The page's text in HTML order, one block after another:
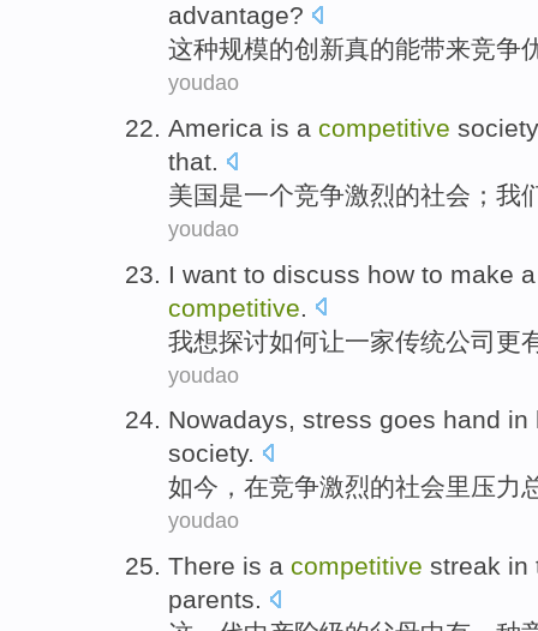
advantage?
这种规模的创新真的能带来竞争
youdao
America is a competitive society
that.
美国是一个竞争激烈的社会 ； 我
youdao
I want to discuss how to make a
competitive
我想探讨如何让一家传统公司更
youdao
Nowadays, stress goes hand in
society.
如今 ， 在竞争激烈的社会里压力
youdao
There is a competitive streak in
parents.